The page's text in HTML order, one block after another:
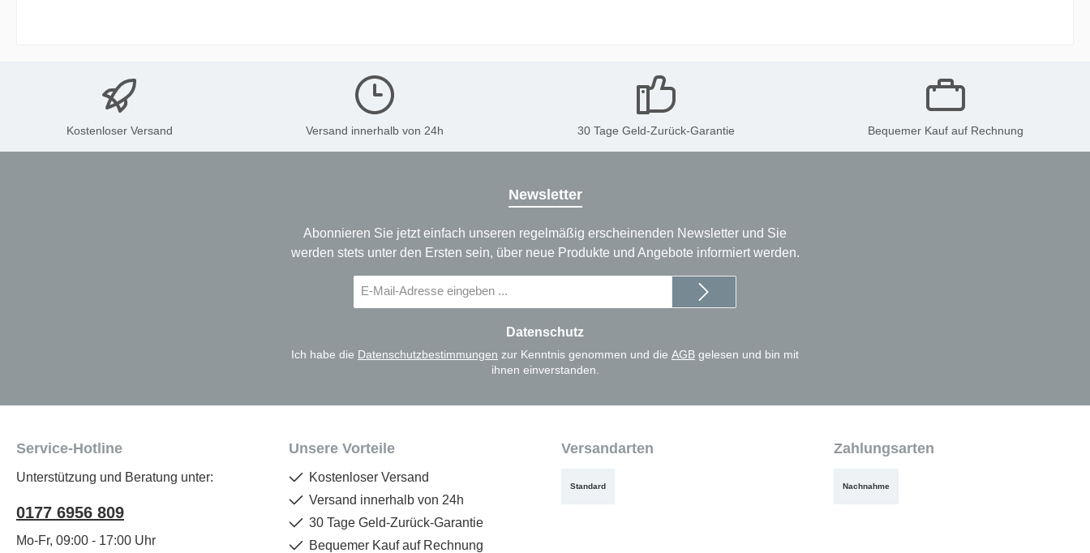
Kostenloser Versand Versand innerhalb von 24h 30 Tage Geld-Zurück-Garantie Bequemer Kauf auf Rechnung
Newsletter
Abonnieren Sie jetzt einfach unseren regelmäßig erscheinenden Newsletter und Sie
werden stets unter den Ersten sein, über neue Produkte und Angebote informiert werden.
Mail-
Datenschutz
Ich habe die Datenschutzbestimmungen zur Kenntnis genommen und die AGB gelesen und bin mit
ihnen einverstanden.
Service-Hotline
Unterstützung und Beratung unter:
0177 6956 809
Mo-Fr, 09:00 - 17:00 Uhr
Unsere Vorteile
Kostenloser Versand
Versand innerhalb von 24h
30 Tage Geld-Zurück-Garantie
Bequemer Kauf auf Rechnung
Versandarten
Standard
Zahlungsarten
Nachnahme